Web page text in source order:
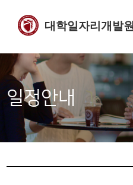
대학일자리개발원
일정안내